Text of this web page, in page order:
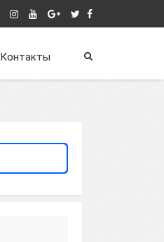
Контакты